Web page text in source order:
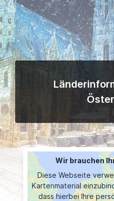
Wir brauchen
Diese Webseite
Kartenmaterial
dass hierbei Ihre